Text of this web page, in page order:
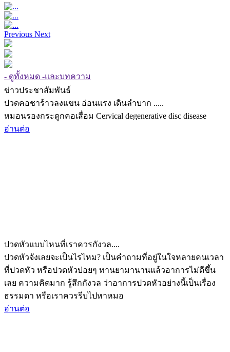
Previous Next
- ดูทั้งหมด -และบทความ
ข่าวประชาสัมพันธ์
ปวดคอชาร้าวลงแขน อ่อนแรง เดินลำบาก .....
หมอนรองกระดูกคอเสื่อม Cervical degenerative disc disease
อ่านต่อ
ปวดหัวแบบไหนที่เราควรกังวล....
ปวดหัวจังเลยจะเป็นไรไหม? เป็นคำถามที่อยู่ในใจหลายคนเวลา
ที่ปวดหัว หรือปวดหัวบ่อยๆ ทานยามานานแล้วอาการไม่ดีขึ้น
เลย ความคิดมาก รู้สึกกังวล ว่าอาการปวดหัวอย่างนี้เป็นเรื่อง
ธรรมดา หรือเราควรรีบไปหาหมอ
อ่านต่อ